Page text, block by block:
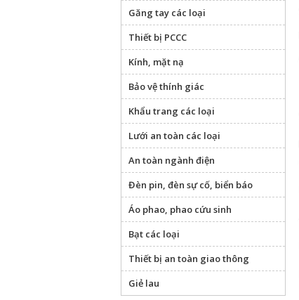
Găng tay các loại
Thiết bị PCCC
Kính, mặt nạ
Bảo vệ thính giác
Khẩu trang các loại
Lưới an toàn các loại
An toàn ngành điện
Đèn pin, đèn sự cố, biển báo
Áo phao, phao cứu sinh
Bạt các loại
Thiết bị an toàn giao thông
Giẻ lau